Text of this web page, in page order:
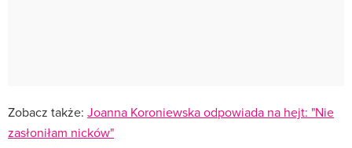
Zobacz także: Joanna Koroniewska odpowiada na hejt: "Nie
zasłoniłam nicków"